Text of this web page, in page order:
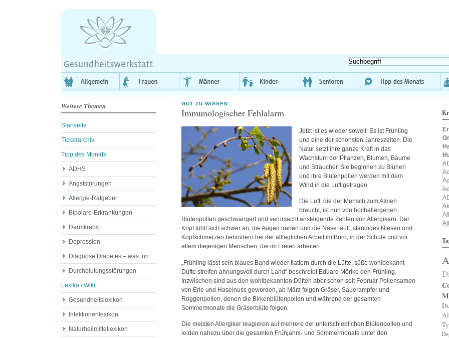
Weitere Themen
Startseite
Tickerarchiv
Tipp des Monats
ADHS
Angststörungen
Allergie-Ratgeber
Bipolare-Erkrankungen
Darmkrebs
Depression
Diagnose Diabetes – was tun
Durchblutungsstörungen
Lexika / Wiki
Gesundheitslexikon
Infektionenlexikon
Naturheilmittellexikon
GUT ZU WISSEN
Immunologischer Fehlalarm
Jetzt ist es wieder soweit: Es ist Frühling
und eine der schönsten Jahreszeiten. Die
Natur setzt ihre ganze Kraft in das
Wachstum der Pflanzen, Blumen, Bäume
und Sträucher. Sie beginnen zu Blühen
und ihre Blütenpollen werden mit dem
Wind in die Luft getragen.
Die Luft, die der Mensch zum Atmen
braucht, ist nun von hochallergenen
Blütenpollen geschwängert und verursacht ansteigende Zahlen von Allergikern. Der
Kopf fühlt sich schwer an, die Augen tränen und die Nase läuft, ständiges Niesen und
Kopfschmerzen behindern bei der alltäglichen Arbeit im Büro, in der Schule und vor
allem diejenigen Menschen, die im Freien arbeiten.
„Frühling lässt sein blaues Band wieder flattern durch die Lüfte, süße wohlbekannt
Düfte streifen ahnungsvoll durch Land“ beschreibt Eduard Mörike den Frühling.
Inzwischen sind aus den wohlbekannten Düften aber schon seit Februar Pollensamen
von Erle und Haselnuss geworden, ab März folgen Gräser, Sauerampfer und
Roggenpollen, denen die Birkenblütenpollen und während der gesamten
Sommermonate die Gräserblüte folgen.
Die meisten Allergiker reagieren auf mehrere der unterschiedlichen Blütenpollen und
leiden nahezu über die gesamten Frühjahrs- und Sommermonate unter den